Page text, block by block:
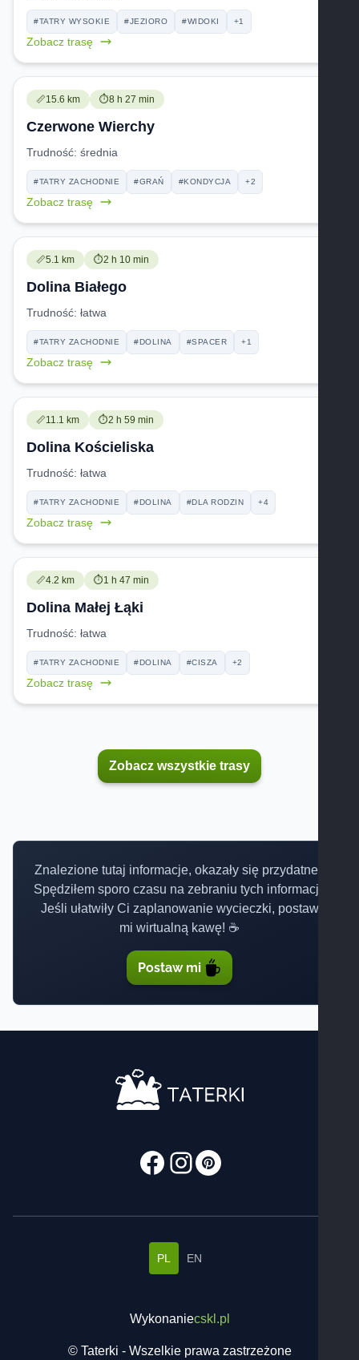
#TATRY WYSOKIE #JEZIORO #WIDOKI +1
Zobacz trasę
📏Trudność:
15.6 km ⏱️Czas przejścia:
8 h 27 min
Czerwone Wierchy
Trudność: średnia
#TATRY ZACHODNIE #GRAŃ #KONDYCJA +2
Zobacz trasę
📏Trudność:
5.1 km ⏱️Czas przejścia:
2 h 10 min
Dolina Białego
Trudność: łatwa
#TATRY ZACHODNIE #DOLINA #SPACER +1
Zobacz trasę
📏Trudność:
11.1 km ⏱️Czas przejścia:
2 h 59 min
Dolina Kościeliska
Trudność: łatwa
#TATRY ZACHODNIE #DOLINA #DLA RODZIN +4
Zobacz trasę
📏Trudność:
4.2 km ⏱️Czas przejścia:
1 h 47 min
Dolina Małej Łąki
Trudność: łatwa
#TATRY ZACHODNIE #DOLINA #CISZA +2
Zobacz trasę
Zobacz wszystkie trasy
Znalezione tutaj informacje, okazały się przydatne?
Spędziłem sporo czasu na zebraniu tych informacji.
Jeśli ułatwiły Ci zaplanowanie wycieczki, postaw
mi wirtualną kawę! ☕
Postaw mi
PL EN
© Taterki - Wszelkie prawa zastrzeżone
Wykonaniecskl.pl